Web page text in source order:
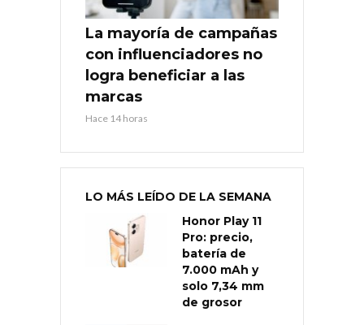
La mayoría de campañas
con influenciadores no
logra beneficiar a las
marcas
Hace 14 horas
LO MÁS LEÍDO DE LA SEMANA
Honor Play 11
Pro: precio,
batería de
7.000 mAh y
solo 7,34 mm
de grosor